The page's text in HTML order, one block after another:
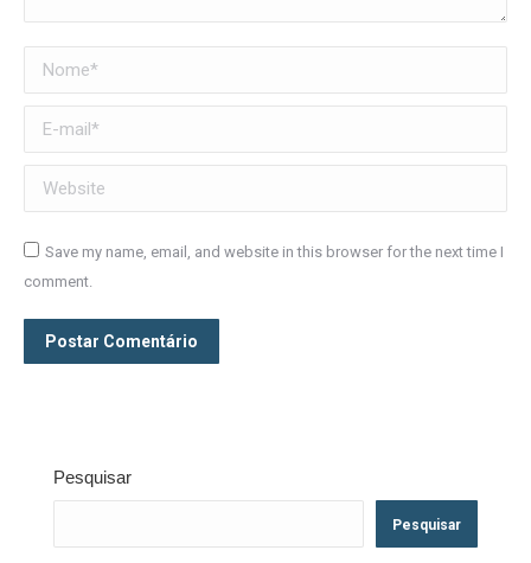
Nome *
E-mail *
Website
Save my name, email, and website in this browser for the next time I
comment.
Postar Comentário
Pesquisar
Pesquisar